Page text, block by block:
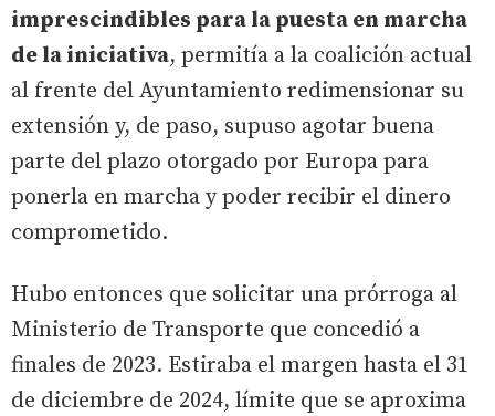
imprescindibles para la puesta en marcha
de la iniciativa, permitía a la coalición actual
al frente del Ayuntamiento redimensionar su
extensión y, de paso, supuso agotar buena
parte del plazo otorgado por Europa para
ponerla en marcha y poder recibir el dinero
comprometido.
Hubo entonces que solicitar una prórroga al
Ministerio de Transporte que concedió a
finales de 2023. Estiraba el margen hasta el 31
de diciembre de 2024, límite que se aproxima